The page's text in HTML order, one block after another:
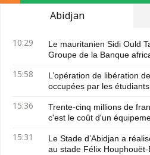
Abidjan
10:29
Le mauritanien Sidi Ould
Groupe de la Banque
15:58
L’opération de libération
occupées par les
15:36
Trente-cinq millions de
c'est le coût d'un
15:31
Le Stade d’Abidjan a
au stade Félix